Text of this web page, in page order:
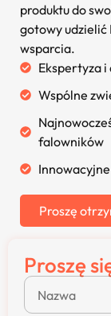
produktu do
gotowy udzielić
wsparcia.
Ekspertyza i
Wspólne
falowników
Proszę
Proszę